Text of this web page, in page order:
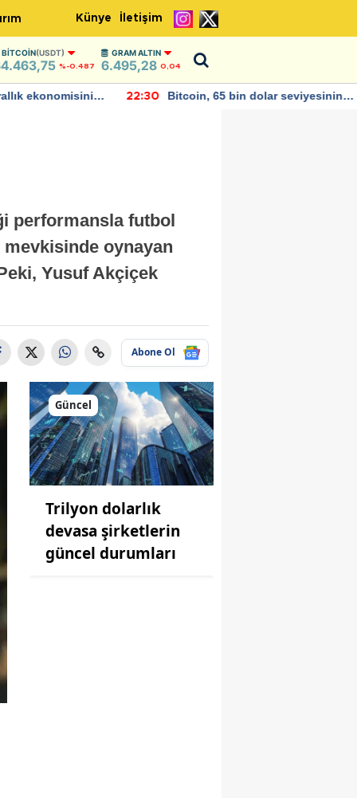
Künye İletişim
BITCOIN(USDT)
%-0.487
GRAM ALTIN
6.495,28 0,04
ekonomisinin
22:30
Bitcoin, 65 bin dolar seviyesinin
performansla futbol
mevkisinde oynayan
Yusuf Akçiçek
Abone Ol
Güncel
Trilyon dolarlık
devasa şirketlerin
güncel durumları